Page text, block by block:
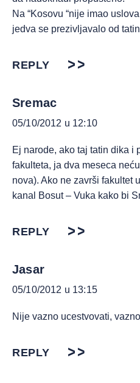
Na “Kosovu “nije imao
jedva se prezivljavalo od
REPLY
Sremac
05/10/2012 u 12:10
Ej narode, ako taj tatin dika i
fakulteta, ja dva meseca
nova). Ako ne završi fakultet
kanal Bosut – Vuka kako bi
REPLY
Jasar
05/10/2012 u 13:15
Nije vazno ucestvovati,
REPLY